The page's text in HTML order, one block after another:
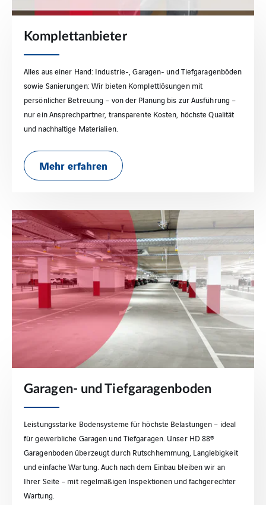
Komplettanbieter
Alles aus einer Hand: Industrie-, Garagen- und Tiefgaragenböden
sowie Sanierungen: Wir bieten Komplettlösungen mit
persönlicher Betreuung – von der Planung bis zur Ausführung –
nur ein Ansprechpartner, transparente Kosten, höchste Qualität
und nachhaltige Materialien.
Mehr erfahren
Garagen- und Tiefgaragenboden
Leistungsstarke Bodensysteme für höchste Belastungen – ideal
für gewerbliche Garagen und Tiefgaragen. Unser HD 88®
Garagenboden überzeugt durch Rutschhemmung, Langlebigkeit
und einfache Wartung. Auch nach dem Einbau bleiben wir an
Ihrer Seite – mit regelmäßigen Inspektionen und fachgerechter
Wartung.